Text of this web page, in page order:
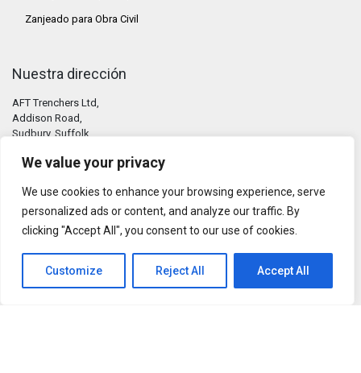
We value your privacy
We use cookies to enhance your browsing experience, serve
personalized ads or content, and analyze our traffic. By
clicking "Accept All", you consent to our use of cookies.
Customize Reject All Accept All
Zanjeado para Obra Civil
Nuestra dirección
AFT Trenchers Ltd,
Addison Road,
Sudbury, Suffolk,
United Kingdom
Contáctenos
Tel: +44 (0) 1787 311811
info@trenchers.co.uk